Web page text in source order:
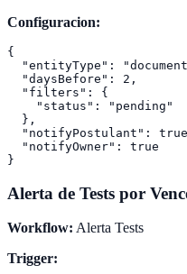
Configuracion:
{
"entityType":
  "daysBefore": 2,
  "filters": {
    "status": "pending"
  },
"notifyPostulant":
  "notifyOwner": true
Alerta de Tests por
Workflow: Alerta Tests
Trigger: